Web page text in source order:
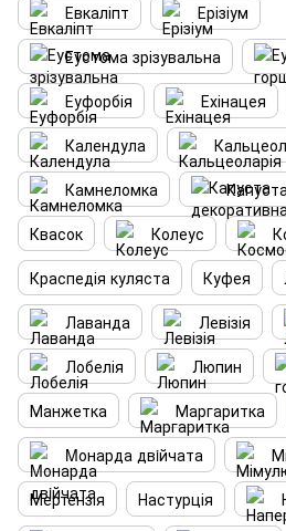
Евкаліпт
Ерізіум
Еустома зрізувальна
Еуфорбія
Ехінацея
Календула
Камнеломка
Квасок
Колеус
Краспедія куляста
Куфея
Лаванда
Левізія
Лобелія
Люпин
Манжетка
Маргаритка
Mонарда двiйчата
Мертензія
Настурція